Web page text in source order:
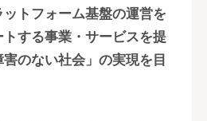
ットフォーム基盤の運営を
する事業・サービスを提
のない社会」の実現を目